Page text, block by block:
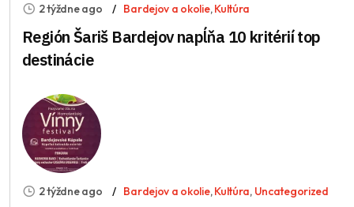
2 týždne ago Bardejov a okolie,Kultúra
Región Šariš Bardejov napĺňa 10 kritérií top
destinácie
2 týždne ago Bardejov a okolie,Kultúra, Uncategorized